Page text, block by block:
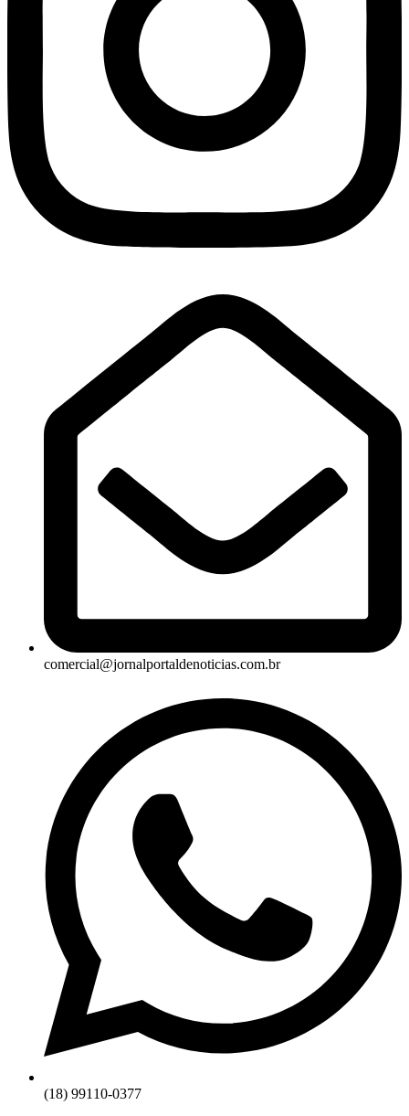
comercial@jornalportaldenoticias.com.br
(18) 99110-0377